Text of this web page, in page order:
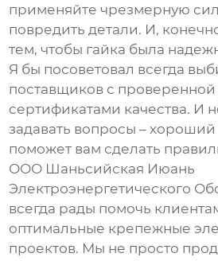
применяйте чрезмерную
повредить детали. И,
тем, чтобы гайка была
Я бы посоветовал всегда
поставщиков с
сертификатами качества. И
задавать вопросы –
поможет вам сделать
ООО Шаньсийская Июань
Электроэнергетического
всегда рады помочь
оптимальные крепежные
проектов. Мы не просто